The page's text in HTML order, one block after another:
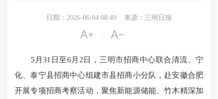
日期：2026-06-04 08:49 来源：三明日报
 
5月31日至6月2日，三明市招商中心联合清流、宁
化、泰宁县招商中心组建市县招商小分队，赴安徽合肥
开展专项招商考察活动，聚焦新能源储能、竹木精深加